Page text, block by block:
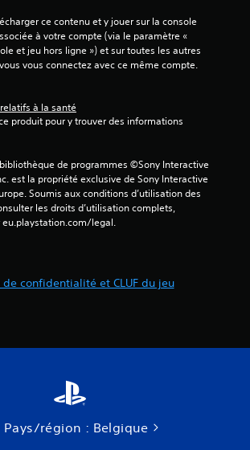
ce contenu et y jouer sur la console
à votre compte (via le paramètre «
et jeu hors ligne ») et sur toutes les autres
vous connectez avec ce même compte.
à la santé
de programmes ©Sony Interactive
est la propriété exclusive de Sony Interactive
Soumis aux conditions d’utilisation des
les droits d’utilisation complets,
eu.playstation.com/legal.
de confidentialité et CLUF du jeu
Pays/région : Belgique